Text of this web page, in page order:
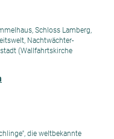
Schloss Lamberg,
Nachtwächter-
(Wallfahrtskirche
die weltbekannte